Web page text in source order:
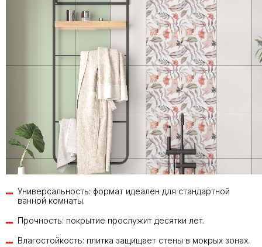
Универсальность: формат идеален для стандартной
ванной комнаты.
Прочность: покрытие прослужит десятки лет.
Влагостойкость: плитка защищает стены в мокрых зонах.